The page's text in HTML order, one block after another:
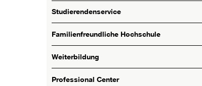
Studierendenservice
Familienfreundliche Hochschule
Weiterbildung
Professional Center